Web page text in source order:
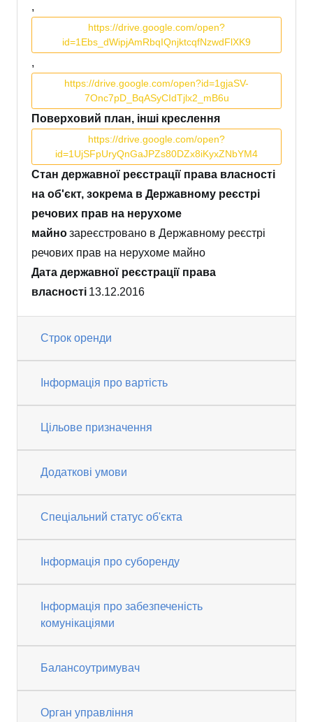
,
https://drive.google.com/open?
id=1Ebs_dWipjAmRbqIQnjktcqfNzwdFlXK9
,
https://drive.google.com/open?id=1gjaSV-
7Onc7pD_BqASyCIdTjlx2_mB6u
Поверховий план, інші креслення
https://drive.google.com/open?
id=1UjSFpUryQnGaJPZs80DZx8iKyxZNbYM4
Стан державної реєстрації права власності
на об'єкт, зокрема в Державному реєстрі
речових прав на нерухоме
майнозареєстровано в Державному реєстрі
речових прав на нерухоме майно
Дата державної реєстрації права
власності 13.12.2016
Строк оренди
Інформація про вартість
Цільове призначення
Додаткові умови
Спеціальний статус об'єкта
Інформація про суборенду
Інформація про забезпеченість
комунікаціями
Балансоутримувач
Орган управління